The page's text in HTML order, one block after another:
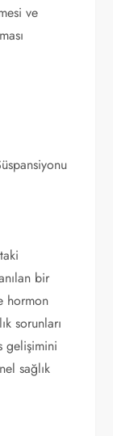
ve
bir
hormon
sorunları
gelişimini
sağlık